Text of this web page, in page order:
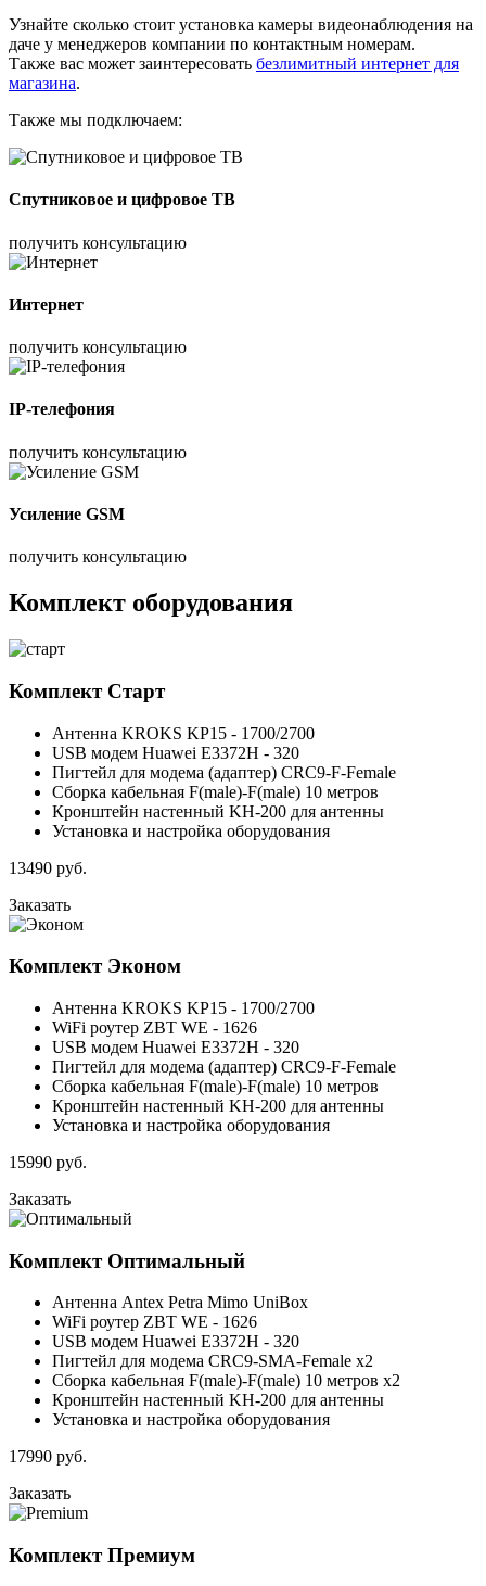
Узнайте сколько стоит установка камеры видеонаблюдения на
даче у менеджеров компании по контактным номерам.
Также вас может заинтересовать безлимитный интернет для
магазина.
Также мы подключаем:
Спутниковое и цифровое ТВ
получить консультацию
Интернет
получить консультацию
IP-телефония
получить консультацию
Усиление GSM
получить консультацию
Комплект оборудования
Комплект Старт
Антенна KROKS KP15 - 1700/2700
USB модем Huawei E3372H - 320
Пигтейл для модема (адаптер) CRC9-F-Female
Сборка кабельная F(male)-F(male) 10 метров
Кронштейн настенный KH-200 для антенны
Установка и настройка оборудования
13490 руб.
Заказать
Комплект Эконом
Антенна KROKS KP15 - 1700/2700
WiFi роутер ZBT WE - 1626
USB модем Huawei E3372H - 320
Пигтейл для модема (адаптер) CRC9-F-Female
Сборка кабельная F(male)-F(male) 10 метров
Кронштейн настенный KH-200 для антенны
Установка и настройка оборудования
15990 руб.
Заказать
Комплект Оптимальный
Антенна Antex Petra Mimo UniBox
WiFi роутер ZBT WE - 1626
USB модем Huawei E3372H - 320
Пигтейл для модема CRC9-SMA-Female x2
Сборка кабельная F(male)-F(male) 10 метров x2
Кронштейн настенный KH-200 для антенны
Установка и настройка оборудования
17990 руб.
Заказать
КомплектПремиум